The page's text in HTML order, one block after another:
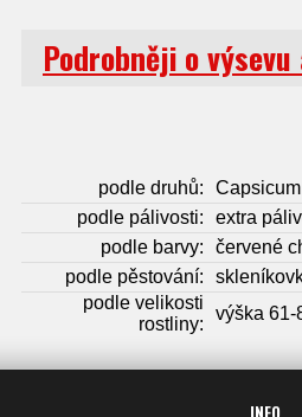
Podrobněji o
podle druhů:
podle pálivosti:
extra
podle barvy:
červené
podle pěstování:
podle velikosti
rostliny:
výška 61-
INFO